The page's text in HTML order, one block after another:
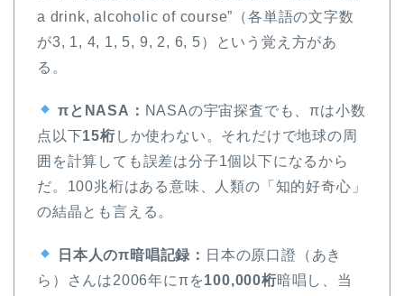
a drink, alcoholic of course”（各単語の文字数
が3, 1, 4, 1, 5, 9, 2, 6, 5）という覚え方があ
る。
πとNASA： NASAの宇宙探査でも、πは小数
点以下15桁 しか使わない。それだけで地球の周
囲を計算しても誤差は分子1個以下になるから
だ。100兆桁はある意味、人類の「知的好奇心」
の結晶とも言える。
日本人のπ暗唱記録： 日本の原口證（あき
ら）さんは2006年にπを100,000桁暗唱し、当